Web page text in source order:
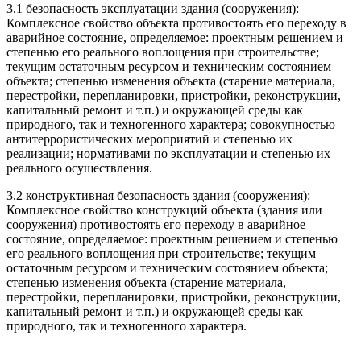
3.1 безопасность эксплуатации здания (сооружения):
Комплексное свойство объекта противостоять его переходу в
аварийное состояние, определяемое: проектным решением и
степенью его реального воплощения при строительстве;
текущим остаточным ресурсом и техническим состоянием
объекта; степенью изменения объекта (старение материала,
перестройки, перепланировки, пристройки, реконструкции,
капитальный ремонт и т.п.) и окружающей среды как
природного, так и техногенного характера; совокупностью
антитеррористических мероприятий и степенью их
реализации; нормативами по эксплуатации и степенью их
реального осуществления.
3.2 конструктивная безопасность здания (сооружения):
Комплексное свойство конструкций объекта (здания или
сооружения) противостоять его переходу в аварийное
состояние, определяемое: проектным решением и степенью
его реального воплощения при строительстве; текущим
остаточным ресурсом и техническим состоянием объекта;
степенью изменения объекта (старение материала,
перестройки, перепланировки, пристройки, реконструкции,
капитальный ремонт и т.п.) и окружающей среды как
природного, так и техногенного характера.